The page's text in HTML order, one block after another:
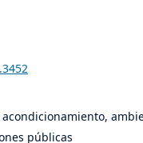
públicas